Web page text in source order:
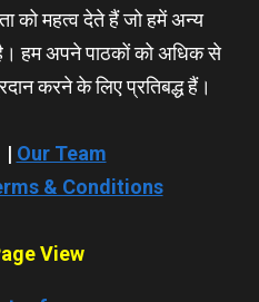
को महत्व देते हैं जो हमें अन्य
हम अपने पाठकों को अधिक से
करने के लिए प्रतिबद्ध हैं।
Our Team
& Conditions
View